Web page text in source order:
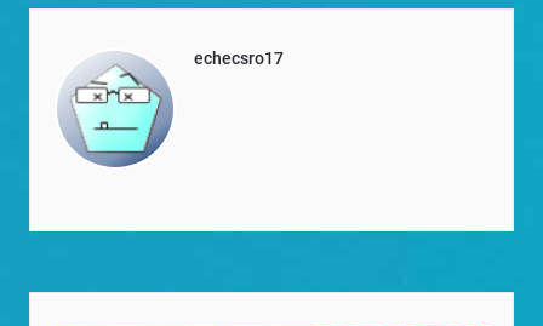
echecsro17